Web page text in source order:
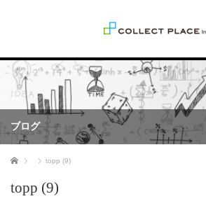
ブログ
ホーム topp (9)
topp (9)